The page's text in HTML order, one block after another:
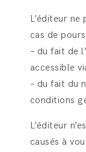
L’éditeur
cas de
– du fait de
accessible
– du fait du
conditions
L’éditeur
causés à